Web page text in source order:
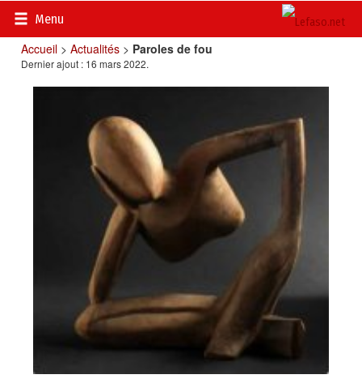
Menu
Accueil >Actualités > Paroles de fou
Dernier ajout : 16 mars 2022.